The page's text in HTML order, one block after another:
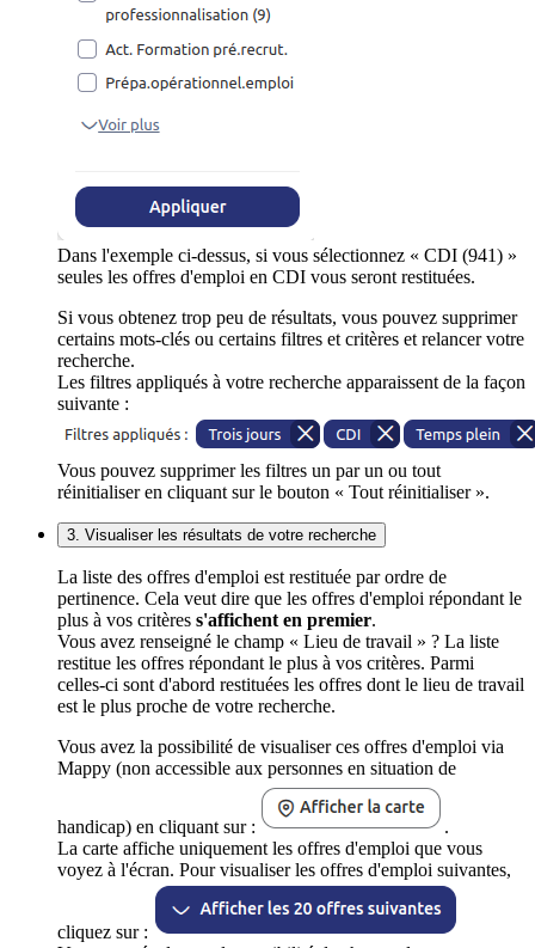
Dans l'exemple ci-dessus, si vous sélectionnez « CDI (941) »
seules les offres d'emploi en CDI vous seront restituées.
Si vous obtenez trop peu de résultats, vous pouvez supprimer
certains mots-clés ou certains filtres et critères et relancer votre
recherche.
Les filtres appliqués à votre recherche apparaissent de la façon
suivante :
Vous pouvez supprimer les filtres un par un ou tout
réinitialiser en cliquant sur le bouton « Tout réinitialiser ».
3. Visualiser les résultats de votre recherche
La liste des offres d'emploi est restituée par ordre de
pertinence. Cela veut dire que les offres d'emploi répondant le
plus à vos critères s'affichent en premier.
Vous avez renseigné le champ « Lieu de travail » ? La liste
restitue les offres répondant le plus à vos critères. Parmi
celles-ci sont d'abord restituées les offres dont le lieu de travail
est le plus proche de votre recherche.
Vous avez la possibilité de visualiser ces offres d'emploi via
Mappy (non accessible aux personnes en situation de
handicap) en cliquant sur :
.
La carte affiche uniquement les offres d'emploi que vous
voyez à l'écran. Pour visualiser les offres d'emploi suivantes,
cliquez sur :